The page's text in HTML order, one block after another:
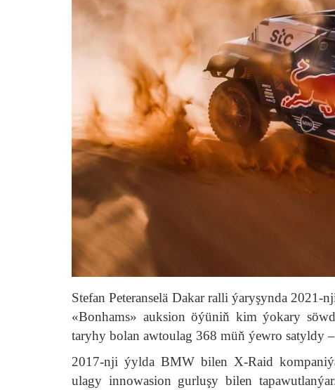
Stefan Peteranselä Dakar ralli ýaryşynda
«Bonhams» auksion öýüniň kim ýokary
taryhy bolan awtoulag 368 müň ýewro satyldy
2017-nji ýylda BMW bilen X-Raid
ulagy innowasion gurluşy bilen